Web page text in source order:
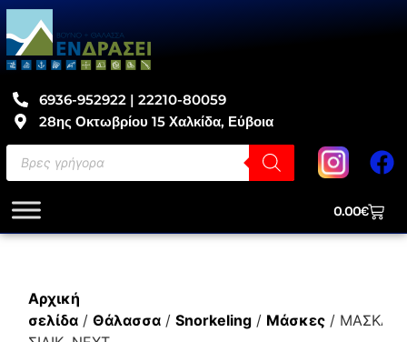
6936-952922 | 22210-80059
28ης Οκτωβρίου 15 Χαλκίδα, Εύβοια
0.00€
Αρχική
σελίδα/ Θάλασσα/ Snorkeling/ Μάσκες/ ΜΑΣΚΑ